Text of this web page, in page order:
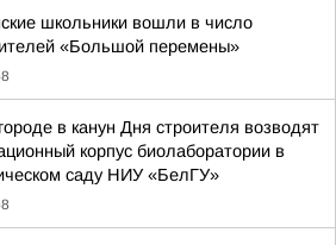
школьники вошли в число
«Большой перемены»
в канун Дня строителя возводят
корпус биолаборатории в
саду НИУ «БелГУ»